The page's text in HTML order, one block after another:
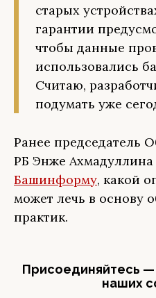
старых
гарантии
чтобы данные
использовались
Считаю,
подумать уже
Ранее председатель
РБ Энже Ахмадуллина
Башинформу, какой
может лечь в основу
практик.
Присоединяйтесь
наших